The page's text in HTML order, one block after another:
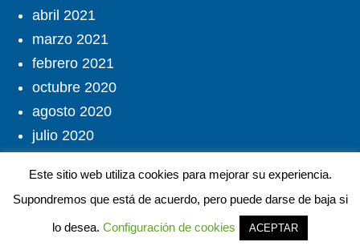
abril 2021
marzo 2021
febrero 2021
octubre 2020
agosto 2020
julio 2020
mayo 2020
abril 2020
marzo 2020
Este sitio web utiliza cookies para mejorar su experiencia.
Supondremos que está de acuerdo, pero puede darse de baja si
lo desea. Configuración de cookies ACEPTAR